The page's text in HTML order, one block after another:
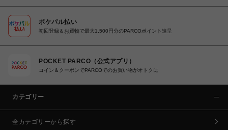
ポケパル払い
初回登録＆お買物で最大1,500円分のPARCOポイント進呈
POCKET PARCO（公式アプリ）
コイン＆クーポンでPARCOでのお買い物がオトクに
カテゴリー
全カテゴリーから探す